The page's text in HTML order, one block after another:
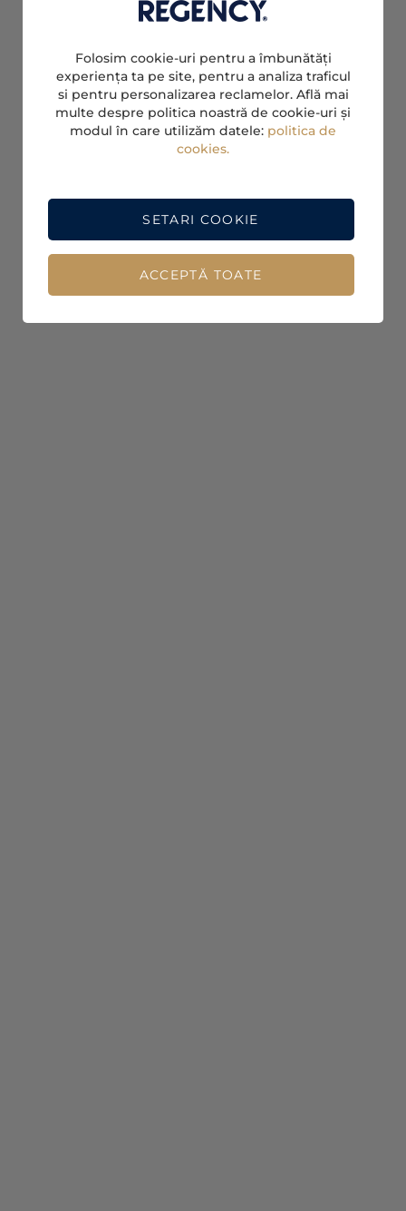
Folosim cookie-uri pentru a îmbunătăți
experiența ta pe site, pentru a analiza traficul
si pentru personalizarea reclamelor. Află mai
multe despre politica noastră de cookie-uri și
modul în care utilizăm datele: politica de
cookies.
ACCEPTĂ TOATE
SETARI COOKIE